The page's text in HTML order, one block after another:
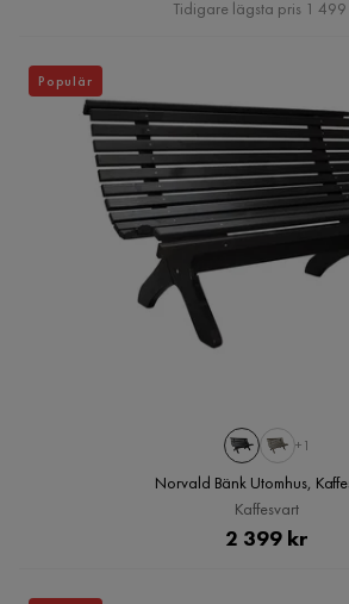
Tidigare lägsta pris 1 499
+1
Norvald Bänk Utomhus,
Kaffesvart
Pris
2 399 kr
Populär